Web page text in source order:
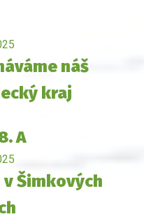
náš
kraj
A
Šimkových